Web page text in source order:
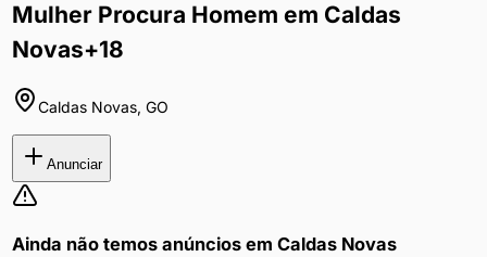
Mulher Procura Homem em Caldas
Novas+18
Caldas Novas, GO
Anunciar
Ainda não temos anúncios em Caldas Novas